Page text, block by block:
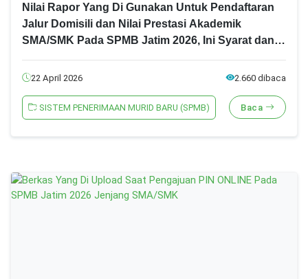
Nilai Rapor Yang Di Gunakan Untuk Pendaftaran
Jalur Domisili dan Nilai Prestasi Akademik
SMA/SMK Pada SPMB Jatim 2026, Ini Syarat dan
22 April 2026 2.660 dibaca
SISTEM PENERIMAAN MURID BARU (SPMB) Baca